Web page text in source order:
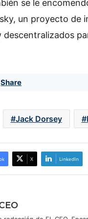
se le
un proyecto
Share
Jack Dorsey
X LinkedIn